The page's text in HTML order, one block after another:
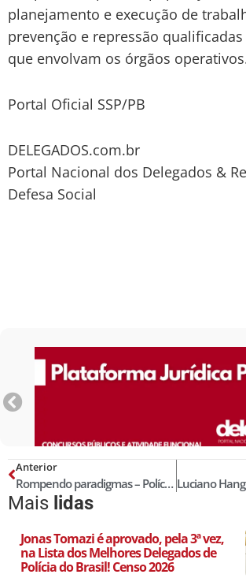
planejamento e execução de
prevenção e repressão
que envolvam os órgãos
Portal Oficial SSP/PB
DELEGADOS.com.br
Portal Nacional dos Delegados &
Defesa Social
Anterior
Rompendo paradigmas – Polícias Judiciárias Estaduais Autônomas e Independentes
Mais lidas
Jonas Tomazi é aprovado, pela 3ª vez,
na Lista dos Melhores Delegados de
Polícia do Brasil! Censo 2026